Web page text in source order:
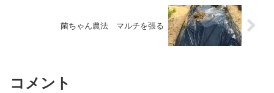
菌ちゃん農法 マルチを張る
コメント